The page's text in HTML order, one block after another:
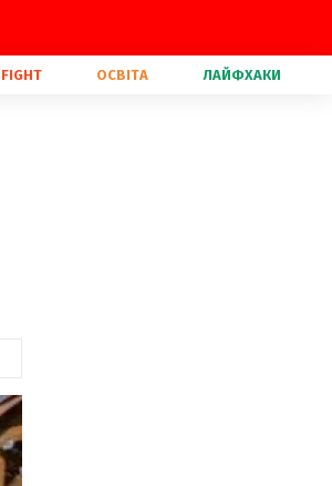
FIGHT ОСВІТА ЛАЙФХАКИ